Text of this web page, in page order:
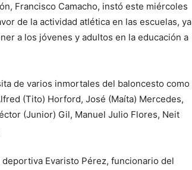
Francisco Camacho, instó este miércoles
de la actividad atlética en las escuelas, ya
a los jóvenes y adultos en la educación a
de varios inmortales del baloncesto como
(Tito) Horford, José (Maíta) Mercedes,
(Junior) Gil, Manuel Julio Flores, Neit
Evaristo Pérez, funcionario del